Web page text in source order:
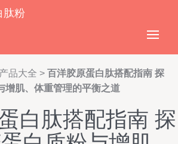
肽粉
产品大全 > 百洋胶原蛋白肽搭配指南 探
增肌、体重管理的平衡之道
白肽搭配指南 探